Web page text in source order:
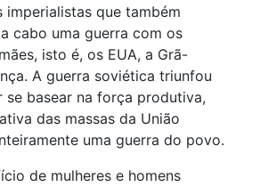
imperialistas que também
cabo uma guerra com os
isto é, os EUA, a Grã-
A guerra soviética triunfou
se basear na força produtiva,
das massas da União
uma guerra do povo.
de mulheres e homens